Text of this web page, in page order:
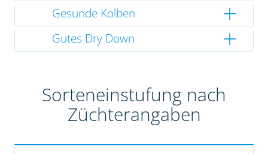
Gesunde Kolben
Gutes Dry Down
Sorteneinstufung nach
Züchterangaben